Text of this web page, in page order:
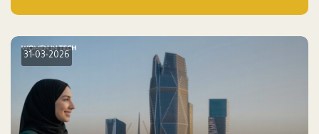
العالمية.
31-03-2026